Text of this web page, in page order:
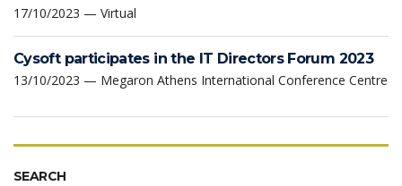
17/10/2023 — Virtual
Cysoft participates in the IT Directors Forum 2023
13/10/2023 — Megaron Athens International Conference Centre
SEARCH